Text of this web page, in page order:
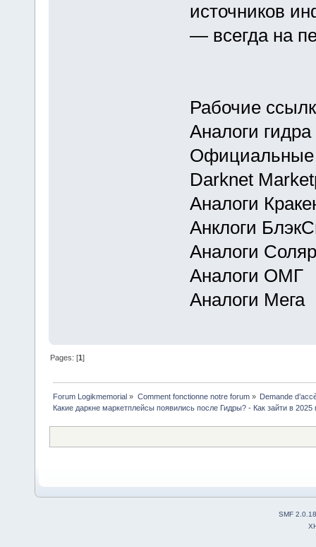
источников
— всегда на
Рабочие
Аналоги гидра
Официальные
Darknet
Аналоги
Анклоги
Аналоги
Аналоги ОМГ
Аналоги Мега
Pages: [1]
Forum Logikmemorial » Comment fonctionne notre forum»
Demande
Какие даркне маркетплейсы появились после Гидры? - Как зайти в 2025
SMF 2.0.18